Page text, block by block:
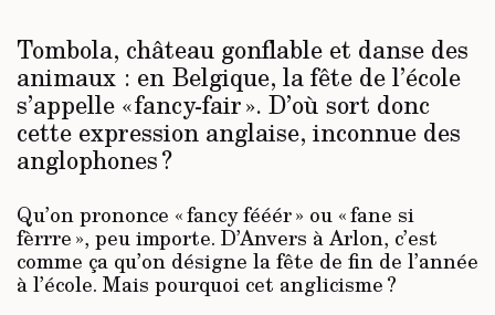
Tombola, château gonflable et danse des
animaux : en Belgique, la fête de l’école
s’appelle « fancy-fair ». D’où sort donc
cette expression anglaise, inconnue des
anglophones ?
Qu’on prononce « fancy fééér » ou « fane si
fèrrre », peu importe. D’Anvers à Arlon, c’est
comme ça qu’on désigne la fête de fin de l’année
à l’école. Mais pourquoi cet anglicisme ?